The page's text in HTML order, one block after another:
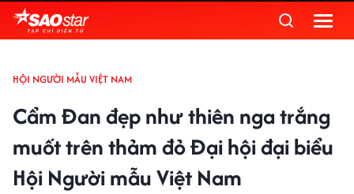
HỘI NGƯỜI MẪU VIỆT NAM
Cẩm Đan đẹp như thiên nga trắng
muốt trên thảm đỏ Đại hội đại biểu
Hội Người mẫu Việt Nam